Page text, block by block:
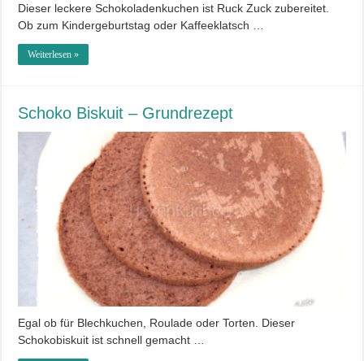
Dieser leckere Schokoladenkuchen ist Ruck Zuck zubereitet.
Ob zum Kindergeburtstag oder Kaffeeklatsch …
Weiterlesen »
Schoko Biskuit – Grundrezept
Egal ob für Blechkuchen, Roulade oder Torten. Dieser
Schokobiskuit ist schnell gemacht …